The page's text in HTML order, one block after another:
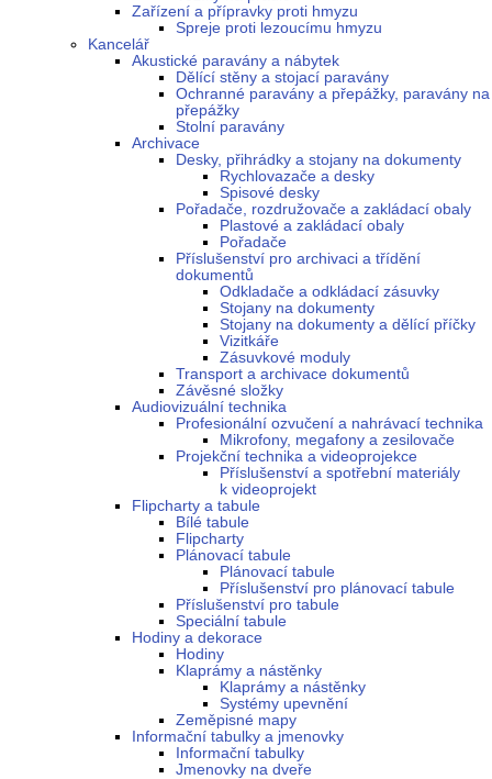
Zařízení a přípravky proti hmyzu
Spreje proti lezoucímu hmyzu
Kancelář
Akustické paravány a nábytek
Dělící stěny a stojací paravány
Ochranné paravány a přepážky, paravány na
přepážky
Stolní paravány
Archivace
Desky, přihrádky a stojany na dokumenty
Rychlovazače a desky
Spisové desky
Pořadače, rozdružovače a zakládací obaly
Plastové a zakládací obaly
Pořadače
Příslušenství pro archivaci a třídění
dokumentů
Odkladače a odkládací zásuvky
Stojany na dokumenty
Stojany na dokumenty a dělící příčky
Vizitkáře
Zásuvkové moduly
Transport a archivace dokumentů
Závěsné složky
Audiovizuální technika
Profesionální ozvučení a nahrávací technika
Mikrofony, megafony a zesilovače
Projekční technika a videoprojekce
Příslušenství a spotřební materiály
k videoprojekt
Flipcharty a tabule
Bílé tabule
Flipcharty
Plánovací tabule
Plánovací tabule
Příslušenství pro plánovací tabule
Příslušenství pro tabule
Speciální tabule
Hodiny a dekorace
Hodiny
Klaprámy a nástěnky
Klaprámy a nástěnky
Systémy upevnění
Zeměpisné mapy
Informační tabulky a jmenovky
Informační tabulky
Jmenovky na dveře